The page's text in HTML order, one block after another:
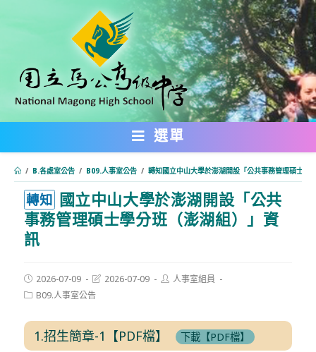
內
選單
/ B.各處室公告 / B09.人事室公告 / 轉知國立中山大學於澎湖開設「公共事務管理碩士學
轉知 國立中山大學於澎湖開設「公共
事務管理碩士學分班（澎湖組）」資
訊
Post
published:
2026-07-09
Post
last
modified:
2026-07-09
Post人事室組員
PostB09.人事室公告
1.招生簡章-1【PDF檔】 下載【PDF檔】